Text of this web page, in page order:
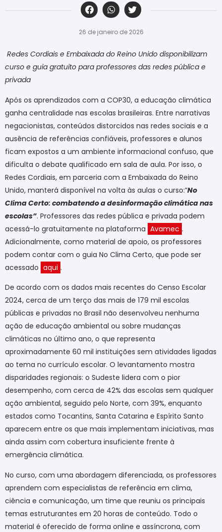
‎ ‎ ‎ ‎ ‎ ‎ ‎ ‎ ‎ ‎ ‎ ‎ ‎ ‎ ‎ ‎ ‎ ‎ ‎ ‎ ‎ ‎ ‎ ‎ ‎ ‎ ‎ ‎ ‎ ‎ ‎
26 de janeiro de 2026
Redes Cordiais e Embaixada do Reino Unido disponibilizam
curso e guia gratuito para professores das redes pública e
privada
Após os aprendizados com a COP30, a educação climática
ganha centralidade nas escolas brasileiras. Entre narrativas
negacionistas, conteúdos distorcidos nas redes sociais e a
ausência de referências confiáveis, professores e alunos
ficam expostos a um ambiente informacional confuso, que
dificulta o debate qualificado em sala de aula. Por isso, o
Redes Cordiais, em parceria com a Embaixada do Reino
Unido, manterá disponível na volta às aulas o curso:”No
Clima Certo: combatendo a desinformação climática nas
escolas”. Professores das redes pública e privada podem
acessá-lo gratuitamente na plataforma Avamec .
Adicionalmente, como material de apoio, os professores
podem contar com o guia No Clima Certo, que pode ser
acessado aqui .
De acordo com os dados mais recentes do Censo Escolar
2024, cerca de um terço das mais de 179 mil escolas
públicas e privadas no Brasil não desenvolveu nenhuma
ação de educação ambiental ou sobre mudanças
climáticas no último ano, o que representa
aproximadamente 60 mil instituições sem atividades ligadas
ao tema no currículo escolar. O levantamento mostra
disparidades regionais: o Sudeste lidera com o pior
desempenho, com cerca de 42% das escolas sem qualquer
ação ambiental, seguido pelo Norte, com 39%, enquanto
estados como Tocantins, Santa Catarina e Espírito Santo
aparecem entre os que mais implementam iniciativas, mas
ainda assim com cobertura insuficiente frente à
emergência climática.
No curso, com uma abordagem diferenciada, os professores
aprendem com especialistas de referência em clima,
ciência e comunicação, um time que reuniu os principais
temas estruturantes em 20 horas de conteúdo. Todo o
material é oferecido de forma online e assíncrona, com